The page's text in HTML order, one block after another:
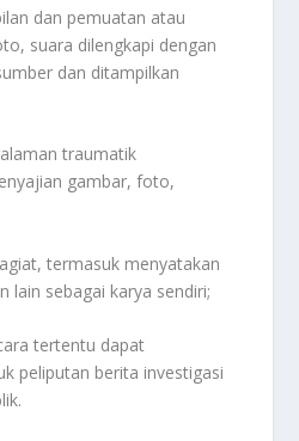
dan pemuatan atau
suara dilengkapi dengan
dan ditampilkan
traumatik
gambar, foto,
termasuk menyatakan
lain sebagai karya sendiri;
tertentu dapat
peliputan berita investigasi